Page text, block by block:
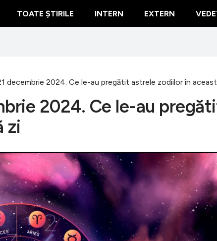
TOATE ȘTIRILE INTERN EXTERN
decembrie 2024. Ce le-au pregătit astrele zodiilor în
2024. Ce le-au
zi